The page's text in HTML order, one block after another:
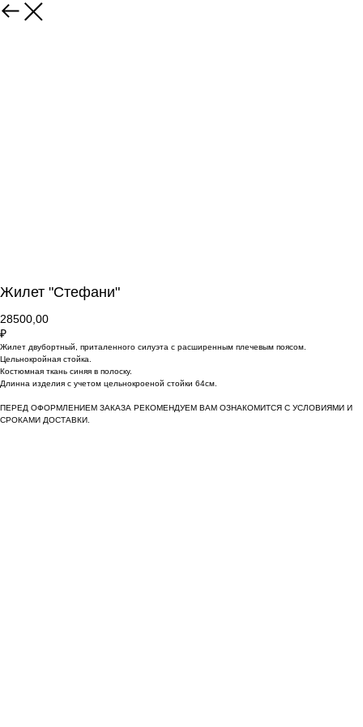
Жилет "Стефани"
28500,00
₽
Жилет двубортный, приталенного силуэта с расширенным плечевым поясом.
Цельнокройная стойка.
Костюмная ткань синяя в полоску.
Длинна изделия с учетом цельнокроеной стойки 64см.
ПЕРЕД ОФОРМЛЕНИЕМ ЗАКАЗА РЕКОМЕНДУЕМ ВАМ ОЗНАКОМИТСЯ С УСЛОВИЯМИ И
СРОКАМИ ДОСТАВКИ.